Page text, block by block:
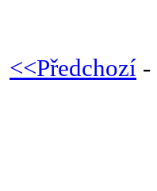
<<Předchozí -